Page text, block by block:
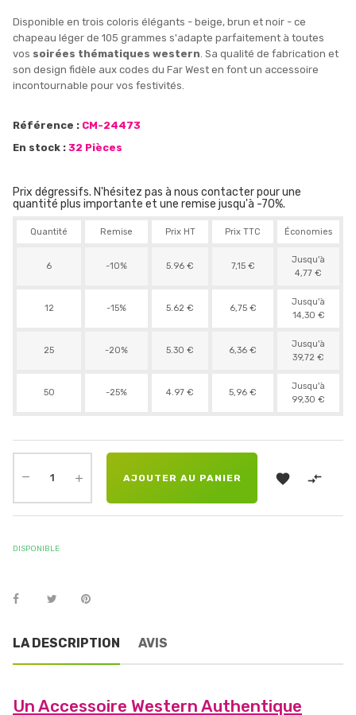
Disponible en trois coloris élégants - beige, brun et noir - ce
chapeau léger de 105 grammes s'adapte parfaitement à toutes
vos soirées thématiques western . Sa qualité de fabrication et
son design fidèle aux codes du Far West en font un accessoire
incontournable pour vos festivités.
Référence : CM-24473
En stock : 32 Pièces
Prix dégressifs. N'hésitez pas à nous contacter pour une
quantité plus importante et une remise jusqu'à -70%.
Quantité Remise Prix HT Prix TTC Économies
6 -10% 5.96 € 7,15 €
Jusqu'à
4,77 €
12 -15% 5.62 € 6,75 €
Jusqu'à
14,30 €
25 -20% 5.30 € 6,36 €
Jusqu'à
39,72 €
50 -25% 4.97 € 5,96 €
Jusqu'à
99,30 €
AJOUTER AU PANIER  
DISPONIBLE
LA DESCRIPTION AVIS
Un Accessoire Western Authentique